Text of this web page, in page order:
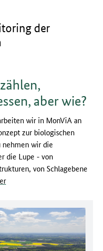
der
aber wie?
wir in MonViA an
zur biologischen
nehmen wir die
die Lupe - von
von Schlagebene